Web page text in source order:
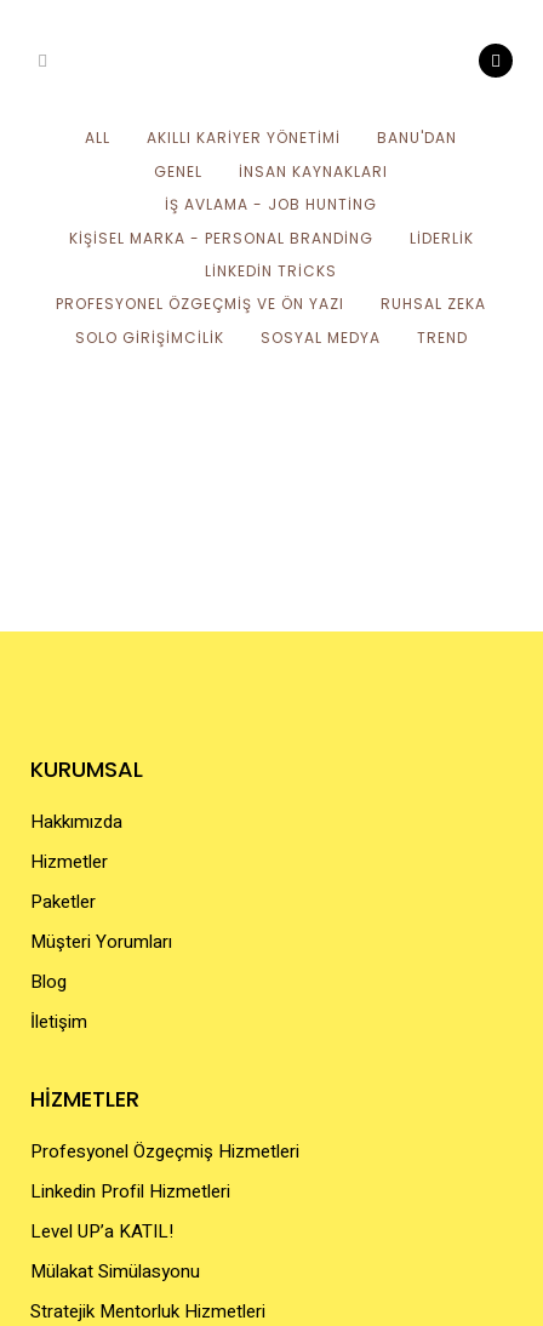
ALL AKILLI KARIYER YÖNETIMI
BANU'DAN
GENEL
İNSAN KAYNAKLARI
İŞ AVLAMA - JOB HUNTING
KIŞISEL MARKA - PERSONAL BRANDING
LIDERLIK
LINKEDIN TRICKS
PROFESYONEL ÖZGEÇMIŞ VE ÖN YAZI
RUHSAL ZEKA
SOLO GIRIŞIMCILIK
SOSYAL MEDYA TREND
KURUMSAL
Hakkımızda
Hizmetler
Paketler
Müşteri Yorumları
Blog
İletişim
HİZMETLER
Profesyonel Özgeçmiş Hizmetleri
Linkedin Profil Hizmetleri
Level UP’a KATIL!
Mülakat Simülasyonu
Stratejik Mentorluk Hizmetleri